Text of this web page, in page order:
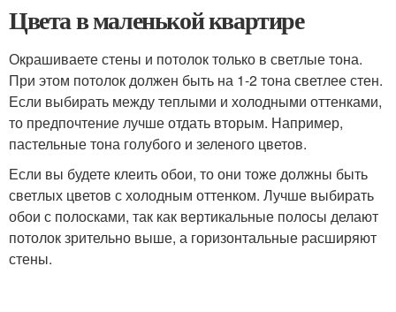
Цвета в маленькой квартире
Окрашиваете стены и потолок только в светлые тона.
При этом потолок должен быть на 1-2 тона светлее стен.
Если выбирать между теплыми и холодными оттенками,
то предпочтение лучше отдать вторым. Например,
пастельные тона голубого и зеленого цветов.
Если вы будете клеить обои, то они тоже должны быть
светлых цветов с холодным оттенком. Лучше выбирать
обои с полосками, так как вертикальные полосы делают
потолок зрительно выше, а горизонтальные расширяют
стены.